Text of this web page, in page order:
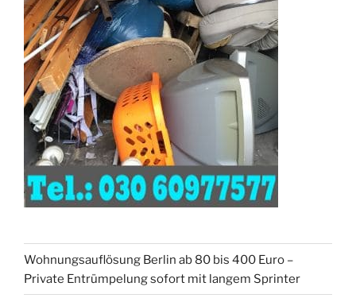
Wohnungsauflösung Berlin ab 80 bis 400 Euro –
Private Entrümpelung sofort mit langem Sprinter